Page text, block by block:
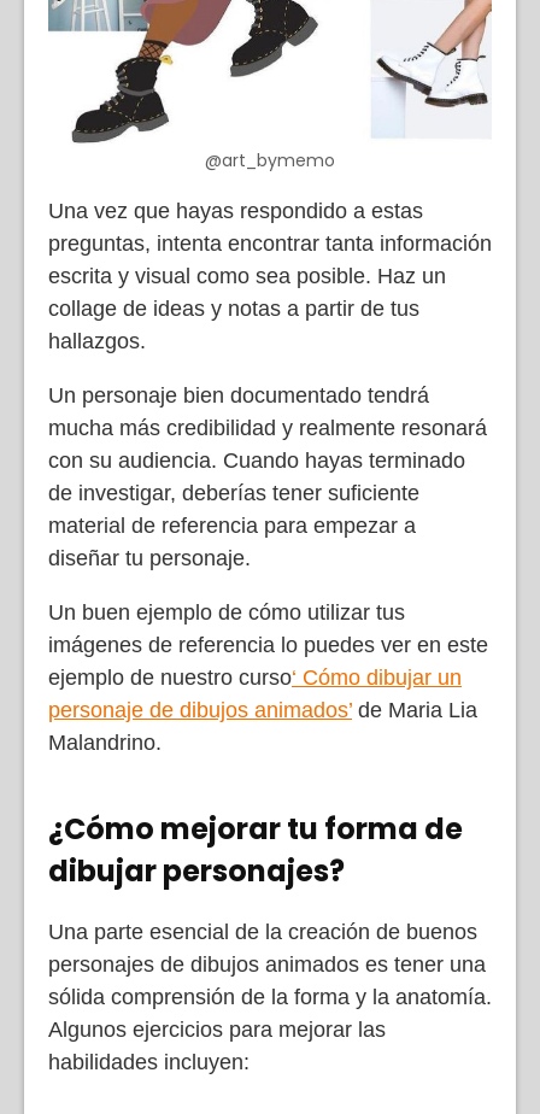
@art_bymemo
Una vez que hayas respondido a estas
preguntas, intenta encontrar tanta información
escrita y visual como sea posible. Haz un
collage de ideas y notas a partir de tus
hallazgos.
Un personaje bien documentado tendrá
mucha más credibilidad y realmente resonará
con su audiencia. Cuando hayas terminado
de investigar, deberías tener suficiente
material de referencia para empezar a
diseñar tu personaje.
Un buen ejemplo de cómo utilizar tus
imágenes de referencia lo puedes ver en este
ejemplo de nuestro curso‘ Cómo dibujar un
personaje de dibujos animados’ de Maria Lia
Malandrino.
¿Cómo mejorar tu forma de
dibujar personajes?
Una parte esencial de la creación de buenos
personajes de dibujos animados es tener una
sólida comprensión de la forma y la anatomía.
Algunos ejercicios para mejorar las
habilidades incluyen: